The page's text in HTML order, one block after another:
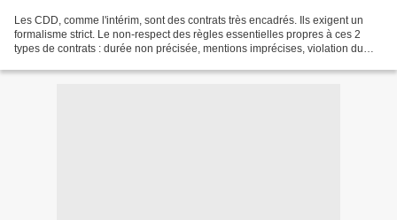
Les CDD, comme l'intérim, sont des contrats très encadrés. Ils exigent un
formalisme strict. Le non-respect des règles essentielles propres à ces 2
types de contrats : durée non précisée, mentions imprécises, violation du